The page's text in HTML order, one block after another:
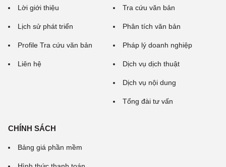
Lời giới thiệu
Lịch sử phát triển
Profile Tra cứu văn bản
Liên hệ
Tra cứu văn bản
Phân tích văn bản
Pháp lý doanh nghiệp
Dịch vụ dịch thuật
Dịch vụ nội dung
Tổng đài tư vấn
CHÍNH SÁCH
Bảng giá phần mềm